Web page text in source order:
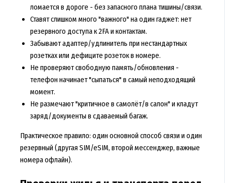
ломается в дороге - без запасного плана тишины/связи.
Ставят слишком много "важного" на один гаджет: нет
резервного доступа к 2FA и контактам.
Забывают адаптер/удлинитель при нестандартных
розетках или дефиците розеток в номере.
Не проверяют свободную память/обновления -
телефон начинает "сыпаться" в самый неподходящий
момент.
Не размечают "критичное в самолёт/в салон" и кладут
заряд/документы в сдаваемый багаж.
Практическое правило: один основной способ связи и один
резервный (другая SIM/eSIM, второй мессенджер, важные
номера офлайн).